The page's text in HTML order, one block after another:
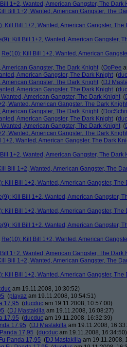
1+2, Wanted, American Gangster, The Dark
Bill 1+2, Wanted, American Gangster, The
Kill Bill 1+2, Wanted, American Gangster, The
Kill Bill 1+2, Wanted, American Gangster,
Re(10): Kill Bill 1+2, Wanted, American
American Gangster, The Dark Knight (OoPee
American Gangster, The Dark Knight (
American Gangster, The Dark Knight (DJ
American Gangster, The Dark Knight (
American Gangster, The Dark Knight (
Wanted, American Gangster, The Dark Knight
American Gangster, The Dark Knight (
American Gangster, The Dark Knight (
American Gangster, The Dark Knight (
Wanted, American Gangster, The Dark Knight
1+2, Wanted, American Gangster, The Dark
1+2, Wanted, American Gangster, The Dark
Bill 1+2, Wanted, American Gangster, The
Kill Bill 1+2, Wanted, American Gangster, The
Kill Bill 1+2, Wanted, American Gangster,
Kill Bill 1+2, Wanted, American Gangster, The
Kill Bill 1+2, Wanted, American Gangster,
Re(10): Kill Bill 1+2, Wanted, American
1+2, Wanted, American Gangster, The Dark
Bill 1+2, Wanted, American Gangster, The
Kill Bill 1+2, Wanted, American Gangster, The
am 19.11.2008, 10:30:52)
(playaz am 19.11.2008, 10:54:51)
17,95 (ducduc am 19.11.2008, 10:57:00)
(DJ Mastakilla am 19.11.2008, 16:08:27)
17,95 (ducduc am 19.11.2008, 16:32:39)
17,95 (DJ Mastakilla am 19.11.2008,
17,95 (ducduc am 19.11.2008, 16:34:50)
Panda 17,95 (DJ Mastakilla am 19.11.2008,